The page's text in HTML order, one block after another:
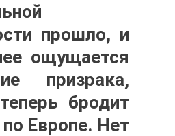
прошло, и
ощущается
призрака,
бродит
Европе. Нет